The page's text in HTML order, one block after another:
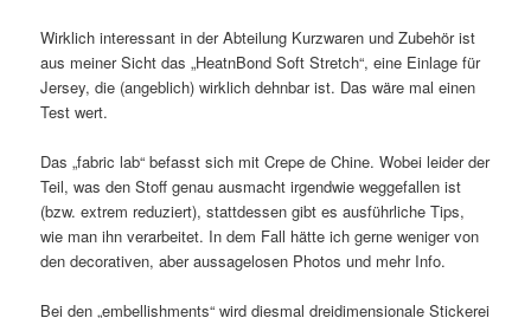
Wirklich interessant in der Abteilung Kurzwaren und Zubehör ist
aus meiner Sicht das „HeatnBond Soft Stretch“, eine Einlage für
Jersey, die (angeblich) wirklich dehnbar ist. Das wäre mal einen
Test wert.
Das „fabric lab“ befasst sich mit Crepe de Chine. Wobei leider der
Teil, was den Stoff genau ausmacht irgendwie weggefallen ist
(bzw. extrem reduziert), stattdessen gibt es ausführliche Tips,
wie man ihn verarbeitet. In dem Fall hätte ich gerne weniger von
den decorativen, aber aussagelosen Photos und mehr Info.
Bei den „embellishments“ wird diesmal dreidimensionale Stickerei